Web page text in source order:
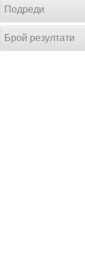
Подреди
Брой резултати